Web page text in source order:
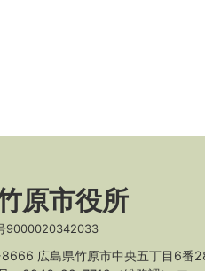
原市役所
9000020342033
広島県竹原市中央五丁目6番